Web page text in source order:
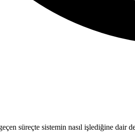
süreçte sistemin nasıl işlediğine dair